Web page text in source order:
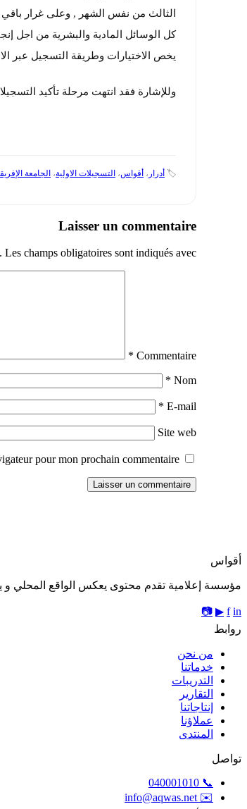
الثالث من نفس الشهر , وعلى غرار
كل الوسائل المادية والبشرية من اجل
يخص الاختيارات وطريقة التسجيل عبر
وللإشارة فقد انتهت مرحلة تأكيد التسجيلات التي دامت ثلاثة
🏷️ أدرار ، أقواس، التسجيلات الاولية، الجامعة
Laisser un commentaire
Les champs obligatoires sont indiqués avec
Commentaire
*
Nom
*
E-mail
*
Site web
pour mon prochain commentaire.
أقواس
مؤسسة إعلامية تقدم محتوى يعكس الواقع المحلي و
f in
▶
📷
روابط
من نحن
خدماتنا
التدريبات
التقارير
إنتاجاتنا
عملاؤنا
المنتدى
تواصل
📞 040001010
✉️ info@aqwas.net